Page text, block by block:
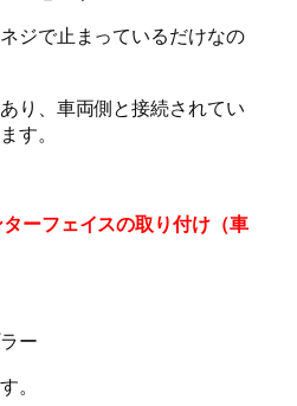
ジで止まっているだけなの
り、車両側と接続されてい
す。
ーフェイスの取り付け（車
ー
。